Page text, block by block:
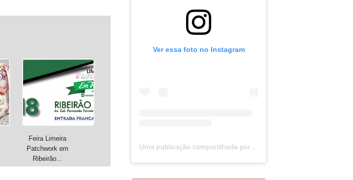
Feira Limeira
Patchwork em
Ribeirão...
Ver essa foto no Instagram
Uma publicação compartilhada por Christiane Gonçalves (@artecomquiane)